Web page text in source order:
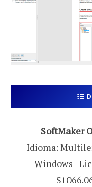
SoftMaker
Idioma:
Windows |